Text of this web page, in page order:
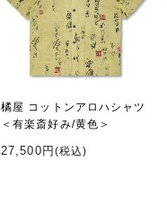
橘屋 コットンアロハシャツ
＜有楽斎好み/黄色＞
27,500円 (税込)